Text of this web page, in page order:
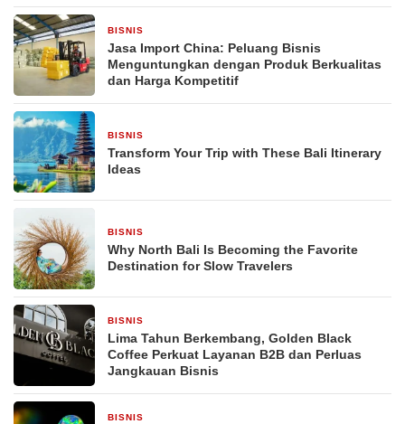
BISNIS
Jasa Import China: Peluang Bisnis
Menguntungkan dengan Produk Berkualitas
dan Harga Kompetitif
BISNIS
Transform Your Trip with These Bali Itinerary
Ideas
BISNIS
Why North Bali Is Becoming the Favorite
Destination for Slow Travelers
BISNIS
Lima Tahun Berkembang, Golden Black
Coffee Perkuat Layanan B2B dan Perluas
Jangkauan Bisnis
BISNIS